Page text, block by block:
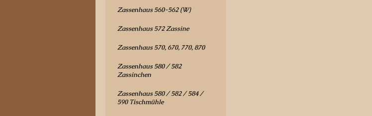
Zassenhaus 560-562 (W)
Zassenhaus 572 Zassine
Zassenhaus 570, 670, 770, 870
Zassenhaus 580 / 582
Zassinchen
Zassenhaus 580 / 582 / 584 /
590 Tischmühle